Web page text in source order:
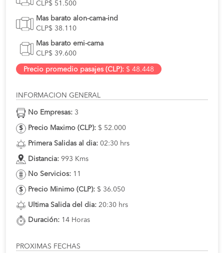
CLP$ 51.500
Mas barato alon-cama-ind
CLP$ 38.110
Mas barato emi-cama
CLP$ 39.600
Precio promedio pasajes (CLP): $ 48.448
INFORMACION GENERAL
No Empresas: 3
Precio Maximo (CLP): $ 52.000
Primera Salidas al dia: 02:30 hrs
Distancia: 993 Kms
No Servicios: 11
Precio Minimo (CLP): $ 36.050
Ultima Salida del dia: 20:30 hrs
Duración: 14 Horas
PROXIMAS FECHAS